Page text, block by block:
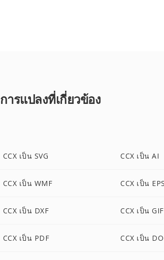
การแปลงที่เกี่ยวข้อง
CCX เป็น SVG CCX เป็น AI
CCX เป็น WMF CCX เป็น
CCX เป็น DXF CCX เป็น GIF
CCX เป็น PDF CCX เป็น